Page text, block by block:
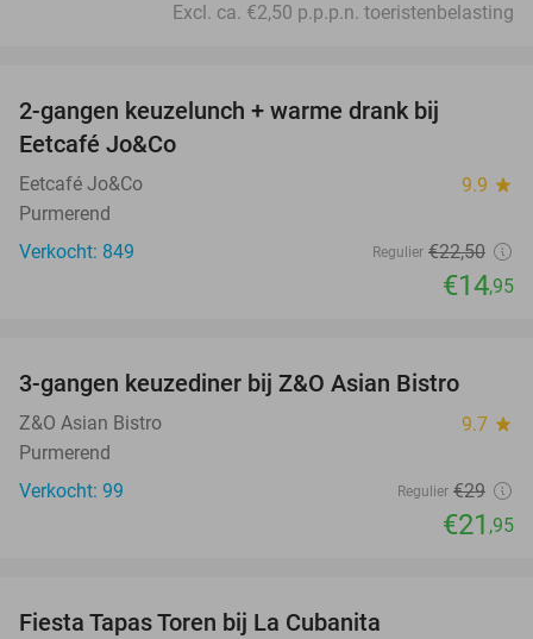
Excl. ca. €2,50 p.p.p.n. toeristenbelasting
2-gangen keuzelunch + warme drank bij
Eetcafé Jo&Co
Eetcafé Jo&Co 9.9 star
Purmerend
Verkocht: 849
Regulier €22,50
€14,95
3-gangen keuzediner bij Z&O Asian Bistro
Z&O Asian Bistro 9.7 star
Purmerend
Verkocht: 99
Regulier €29
€21 ,95
Fiesta Tapas Toren bij La Cubanita